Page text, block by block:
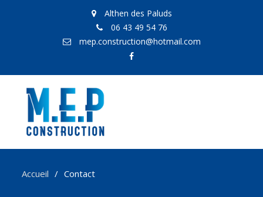
Althen des Paluds
06 43 49 54 76
mep.construction@hotmail.com
Accueil Contact